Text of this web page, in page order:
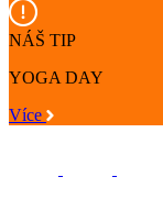
NÁŠ TIP
YOGA DAY
Více